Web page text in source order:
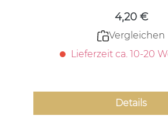
4,20 €
Vergleichen
Lieferzeit ca. 10-20
Details